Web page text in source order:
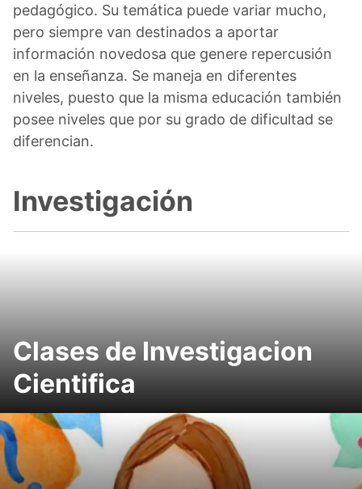
pedagógico. Su temática puede variar mucho,
pero siempre van destinados a aportar
información novedosa que genere repercusión
en la enseñanza. Se maneja en diferentes
niveles, puesto que la misma educación también
posee niveles que por su grado de dificultad se
diferencian.
Investigación
Clases de Investigacion
Cientifica